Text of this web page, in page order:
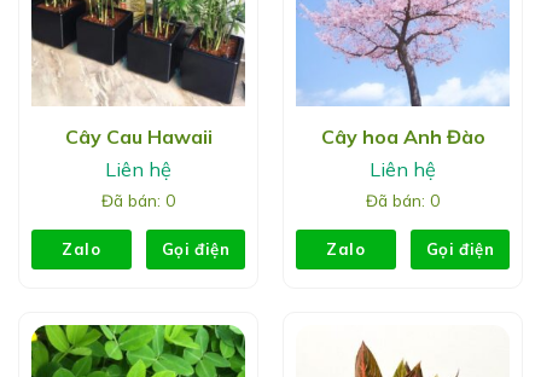
Cây Cau Hawaii
Liên hệ
Đã bán: 0
Zalo Gọi điện
Cây hoa Anh Đào
Liên hệ
Đã bán: 0
Zalo Gọi điện